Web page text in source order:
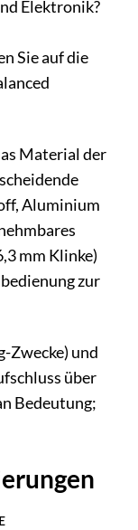
Elektronik?
Sie auf die
Material der
Aluminium
mm Klinke)
zur
Zwecke) und
über
Bedeutung;